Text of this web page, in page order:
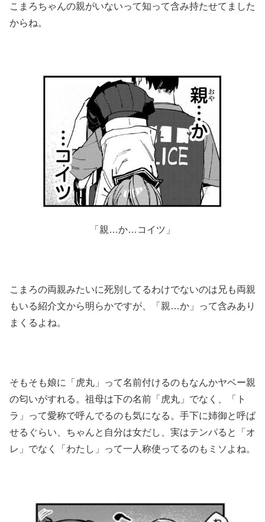
こまろちゃんの親がいないって知って含み持たせてました
からね。
「親…か…コイツ」
こまろの両親みたいに死別してるわけでないのは兄も両親
もいる紹介文から明らかですが、「親…か」って含みあり
まくるよね。
そもそも娘に「虎丸」って名前付けるのもなんかヤベー親
の匂いがすれる。祖母は下の名前「虎丸」でなく、「ト
ラ」って愛称で呼んでるのも気になる。手下に姉御と呼ば
せるぐらい、ちゃんと自分は女だし、実はテンパると「オ
レ」でなく「わたし」って一人称使ってるのもミソよね。